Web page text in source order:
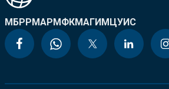
МБРРМАРМФКМАГИМЦУИС